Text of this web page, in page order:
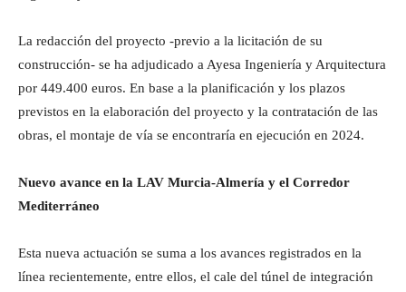
La redacción del proyecto -previo a la licitación de su
construcción- se ha adjudicado a Ayesa Ingeniería y Arquitectura
por 449.400 euros. En base a la planificación y los plazos
previstos en la elaboración del proyecto y la contratación de las
obras, el montaje de vía se encontraría en ejecución en 2024.
Nuevo avance en la LAV Murcia-Almería y el Corredor
Mediterráneo
Esta nueva actuación se suma a los avances registrados en la
línea recientemente, entre ellos, el cale del túnel de integración